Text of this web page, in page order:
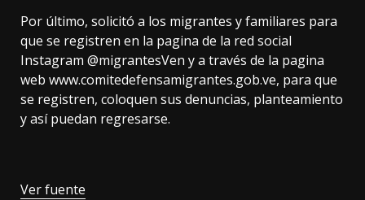
Por último, solicitó a los migrantes y familiares para
que se registren en la pagina de la red social
Instagram @migrantesVen y a través de la pagina
web www.comitedefensamigrantes.gob.ve, para que
se registren, coloquen sus denuncias, planteamiento
y así puedan regresarse.
Ver fuente